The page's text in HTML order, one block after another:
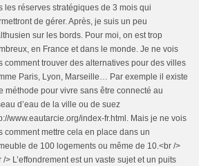
les réserves stratégiques de 3 mois qui
de gérer. Après, je suis un peu
sur les bords. Pour moi, on est trop
en France et dans le monde. Je ne vois
comment trouver des alternatives pour des villes
Paris, Lyon, Marseille… Par exemple il existe
méthode pour vivre sans être connecté au
d’eau de la ville ou de suez
www.eautarcie.org/index-fr.html. Mais je ne vois
comment mettre cela en place dans un
de 100 logements ou même de 10.<br />
/> L’effondrement est un vaste sujet et un puits